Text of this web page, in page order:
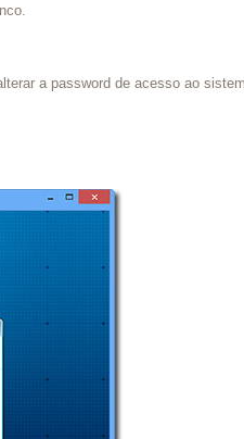
a password de acesso ao